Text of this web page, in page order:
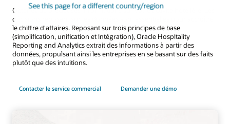
See this page for a different country/region
Obtenez de précieuses informations sur votre activité hôtelière. Les
décisions reposant sur les données sont essentielles pour accroître
le chiffre d'affaires. Reposant sur trois principes de base
(simplification, unification et intégration), Oracle Hospitality
Reporting and Analytics extrait des informations à partir des
données, propulsant ainsi les entreprises en se basant sur des faits
plutôt que des intuitions.
Contacter le service commercial Demander une démo